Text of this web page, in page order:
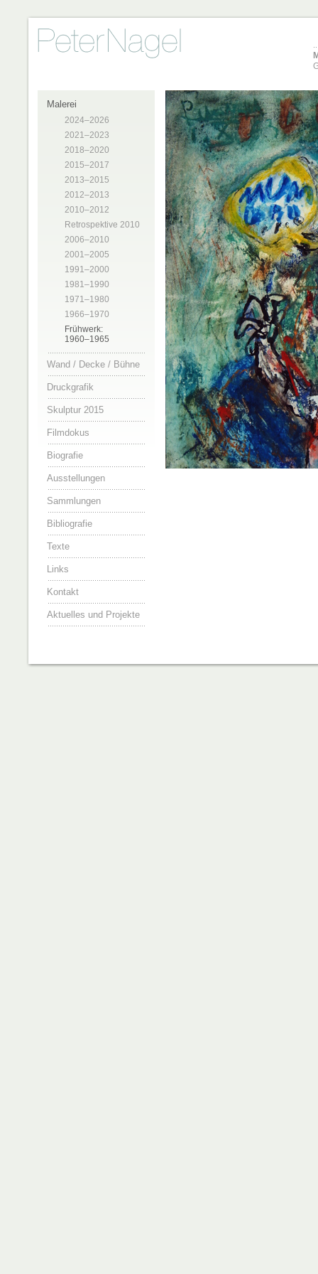
Malerei
2024–2026
2021–2023
2018–2020
2015–2017
2013–2015
2012–2013
2010–2012
Retrospektive 2010
2006–2010
2001–2005
1991–2000
1981–1990
1971–1980
1966–1970
Frühwerk:
1960–1965
Wand / Decke / Bühne
Druckgrafik
Skulptur 2015
Filmdokus
Biografie
Ausstellungen
Sammlungen
Bibliografie
Texte
Links
Kontakt
Aktuelles und Projekte